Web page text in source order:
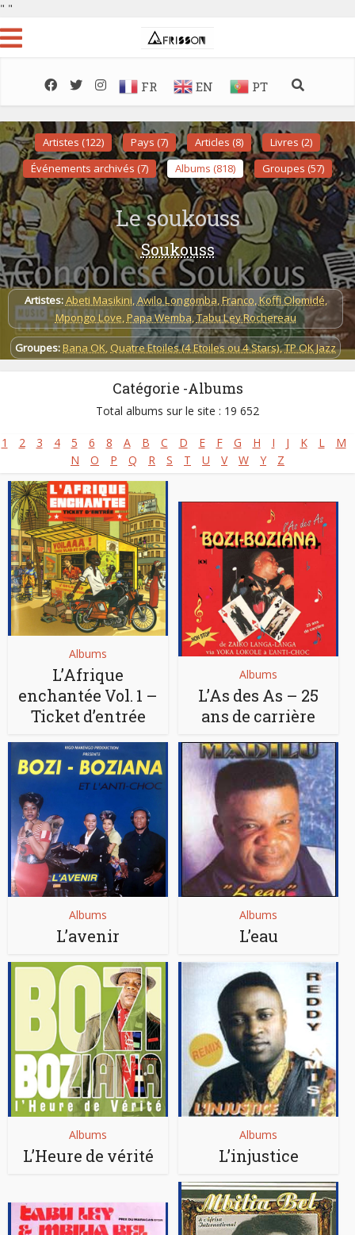
" "
FR EN PT
Artistes (122) Pays (7) Articles (8)
Livres (2)
Événements archivés (7)
Albums (818) Groupes (57)
Le soukouss
Soukouss
Artistes:Abeti Masikini,Awilo Longomba,Franco,Koffi Olomidé,
Mpongo Love, Papa Wemba,Tabu Ley Rochereau
Groupes: Bana OK, Quatre Etoiles (4 Etoiles ou 4 Stars),TP OK Jazz
Catégorie -Albums
Total albums sur le site : 19 652
1 2 3 4 5 6 8 A B C D E F G H I J K L
M
N
O P Q R S T U V W Y Z
Albums
L’Afrique
enchantée Vol. 1 –
Ticket d’entrée
Albums
L’As des As – 25
ans de carrière
Albums
L’avenir
Albums
L’eau
Albums
L’Heure de vérité
Albums
L’injustice